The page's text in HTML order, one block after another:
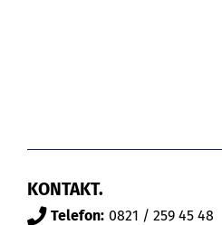
KONTAKT.
Telefon: 0821 / 259 45 48